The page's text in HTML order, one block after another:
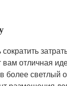
отличная
более светлый